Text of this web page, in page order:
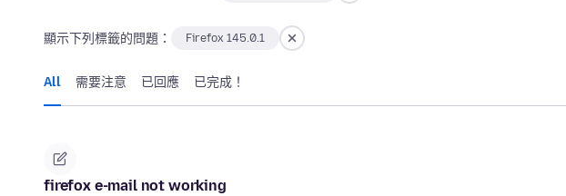
顯示下列標籤的問題： Firefox 145.0.1
All 需要注意 已回應 已完成！
firefox e-mail not working